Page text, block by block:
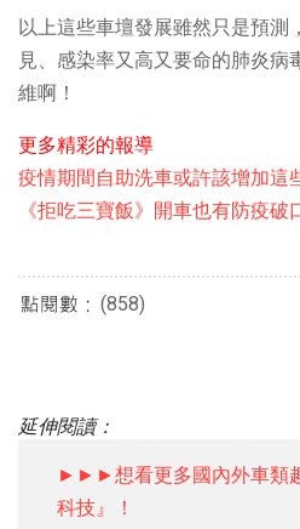
以上這些車壇發展雖然只是預測
見、感染率又高又要命的肺炎病
維啊！
更多精彩的報導
疫情期間自助洗車或許該增加這
《拒吃三寶飯》開車也有防疫破
(858)
延伸閱讀：
►►►想看更多國內外車類
科技』！